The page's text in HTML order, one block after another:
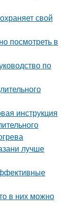
свой
посмотреть в
по
инструкция
лучше
в них можно